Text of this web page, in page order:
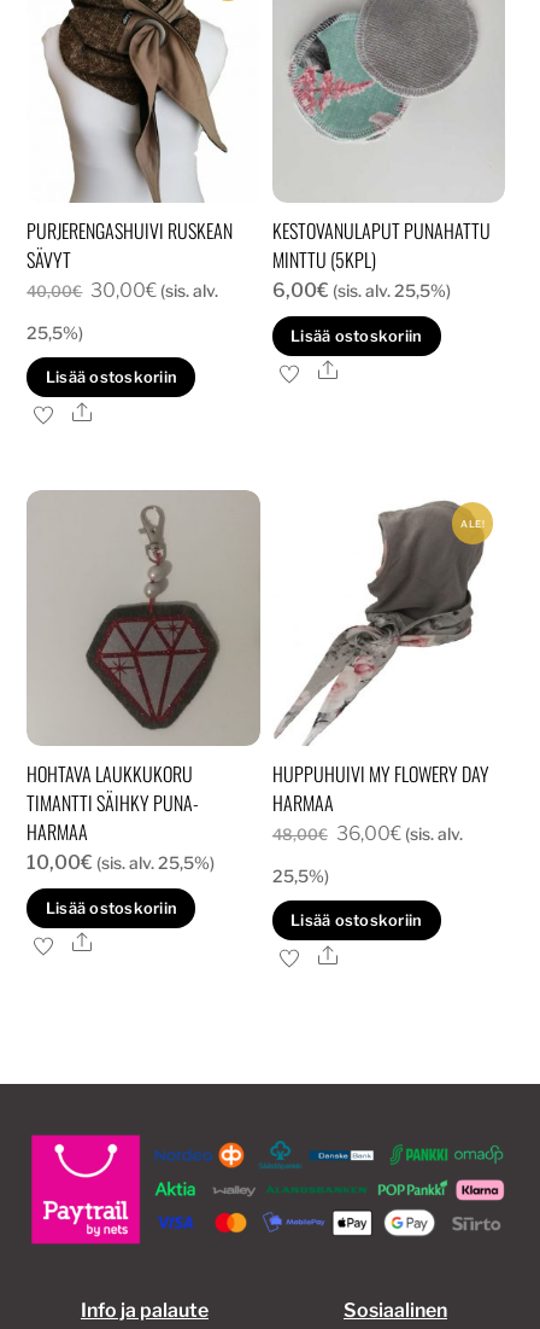
PURJERENGASHUIVI RUSKEAN
SÄVYT
40,00€ Alkuperäinen
oli:
40,00€.
30,00€Nykyinen
on:
30,00€.
(sis. alv.
25,5%)
Lisää ostoskoriin
Ale
KESTOVANULAPUT PUNAHATTU
MINTTU (5KPL)
6,00€ (sis. alv. 25,5%)
Lisää ostoskoriin
Ale
HOHTAVA LAUKKUKORU
TIMANTTI SÄIHKY PUNA-
HARMAA
10,00€ (sis. alv. 25,5%)
Lisää ostoskoriin
Ale
ALE!
HUPPUHUIVI MY FLOWERY DAY
HARMAA
48,00€ Alkuperäinen
oli:
48,00€.
36,00€Nykyinen
on:
36,00€.
(sis. alv.
25,5%)
Lisää ostoskoriin
Ale
Info ja palaute Sosiaalinen